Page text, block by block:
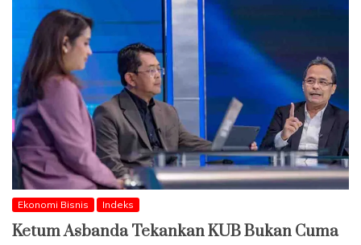
Ekonomi Bisnis Indeks
Ketum Asbanda Tekankan KUB Bukan Cuma